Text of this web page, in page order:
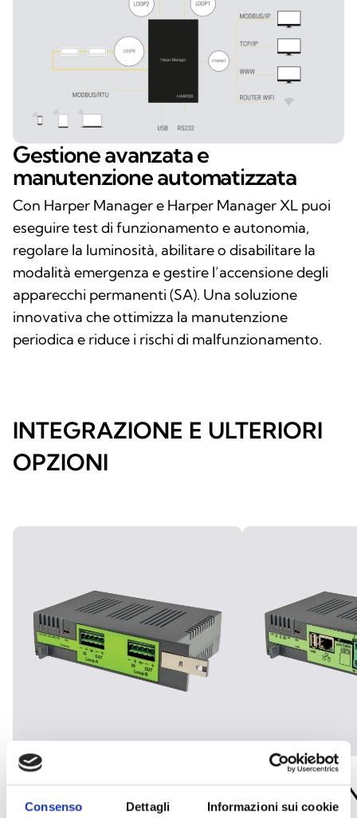
Consenso Dettagli Informazioni sui cookie
Gestione avanzata e
manutenzione automatizzata
Con Harper Manager e Harper Manager XL puoi
eseguire test di funzionamento e autonomia,
regolare la luminosità, abilitare o disabilitare la
modalità emergenza e gestire l’accensione degli
apparecchi permanenti (SA). Una soluzione
innovativa che ottimizza la manutenzione
periodica e riduce i rischi di malfunzionamento.
INTEGRAZIONE E ULTERIORI
OPZIONI